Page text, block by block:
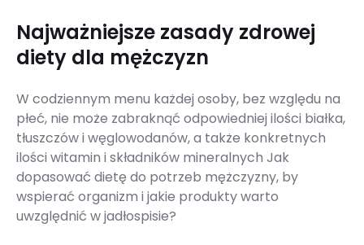
Najważniejsze zasady zdrowej
diety dla mężczyzn
W codziennym menu każdej osoby, bez względu na
płeć, nie może zabraknąć odpowiedniej ilości białka,
tłuszczów i węglowodanów, a także konkretnych
ilości witamin i składników mineralnych Jak
dopasować dietę do potrzeb mężczyzny, by
wspierać organizm i jakie produkty warto
uwzględnić w jadłospisie?